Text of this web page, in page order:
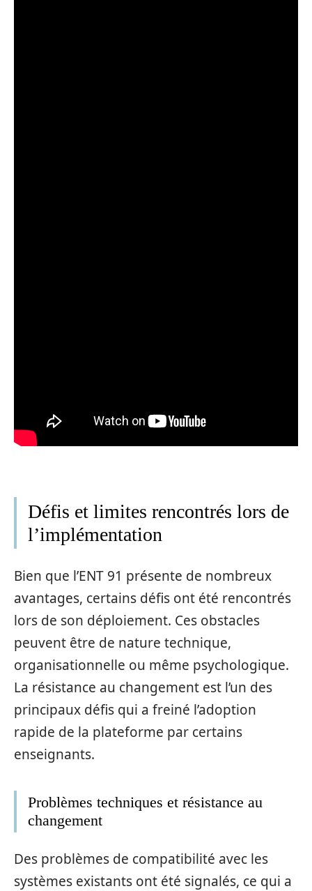
Défis et limites rencontrés lors de
l’implémentation
Bien que l’ENT 91 présente de nombreux
avantages, certains défis ont été rencontrés
lors de son déploiement. Ces obstacles
peuvent être de nature technique,
organisationnelle ou même psychologique.
La résistance au changement est l’un des
principaux défis qui a freiné l’adoption
rapide de la plateforme par certains
enseignants.
Problèmes techniques et résistance au
changement
Des problèmes de compatibilité avec les
systèmes existants ont été signalés, ce qui a